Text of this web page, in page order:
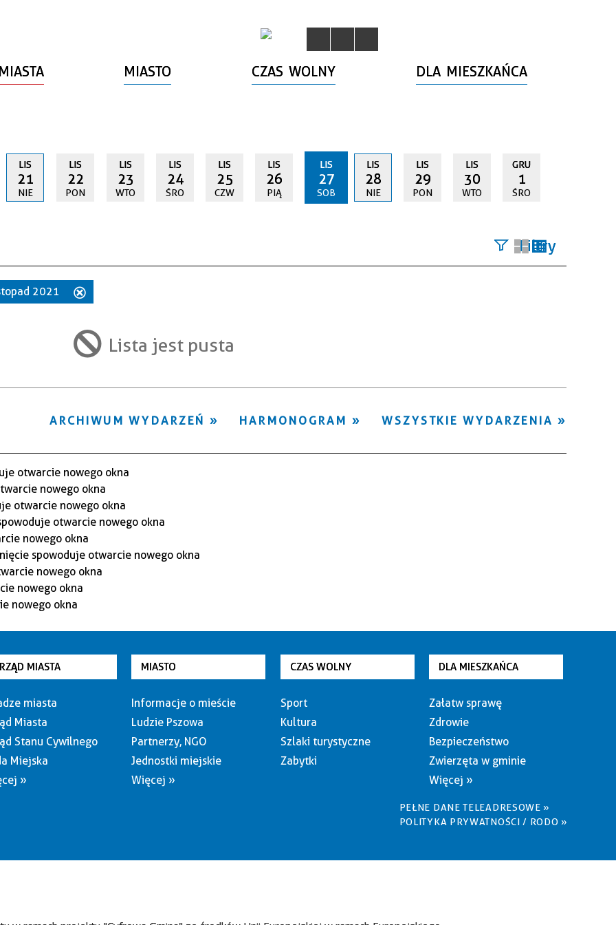
MIASTO CZAS WOLNY DLA MIESZKAŃCA
LIS
21
NIE
LIS
22
PON
LIS
23
WTO
LIS
24
ŚRO
LIS
25
CZW
LIS
26
PIĄ
LIS
27
SOB
LIS
28
NIE
LIS
29
PON
LIS
30
WTO
GRU
1
ŚRO
Filtry
Miejsce
2021
filtr
Lista jest pusta
WSZYSTKIE WYDARZENIA
HARMONOGRAM
ARCHIWUM WYDARZEŃ
MIASTA
miasta
Miasta
Stanu Cywilnego
Miejska
»
MIASTO
Informacje o mieście
Ludzie Pszowa
Partnerzy, NGO
Jednostki miejskie
Więcej »
CZAS WOLNY
Sport
Kultura
Szlaki turystyczne
Zabytki
DLA MIESZKAŃCA
Załatw sprawę
Zdrowie
Bezpieczeństwo
Zwierzęta w gminie
Więcej »
PEŁNE DANE TELEADRESOWE »
POLITYKA PRYWATNOŚCI / RODO »